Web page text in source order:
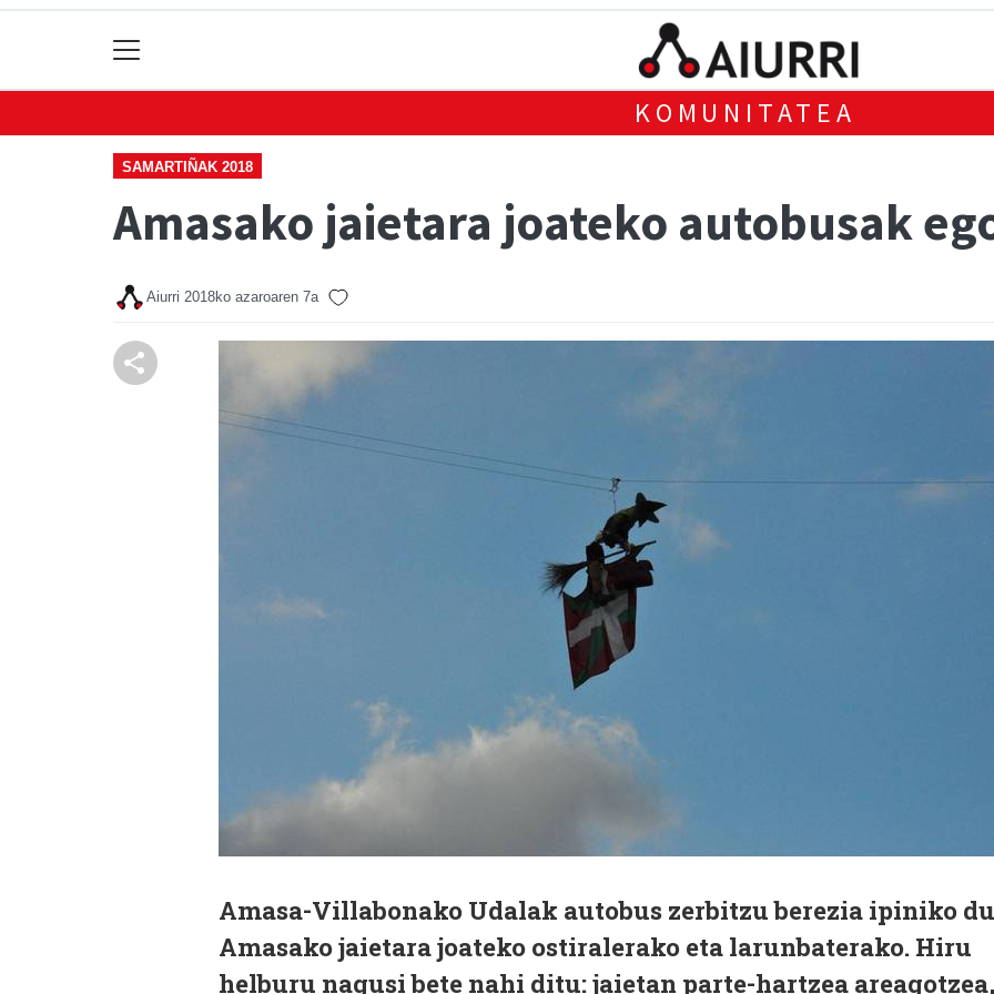
KOMUNITATEA
SAMARTIÑAK 2018
Amasako jaietara joateko autobusak
Aiurri 2018ko azaroaren 7a
Amasa-Villabonako Udalak autobus zerbitzu berezia ipiniko du
Amasako jaietara joateko ostiralerako eta larunbaterako. Hiru
helburu nagusi bete nahi ditu: jaietan parte-hartzea areagotzea,